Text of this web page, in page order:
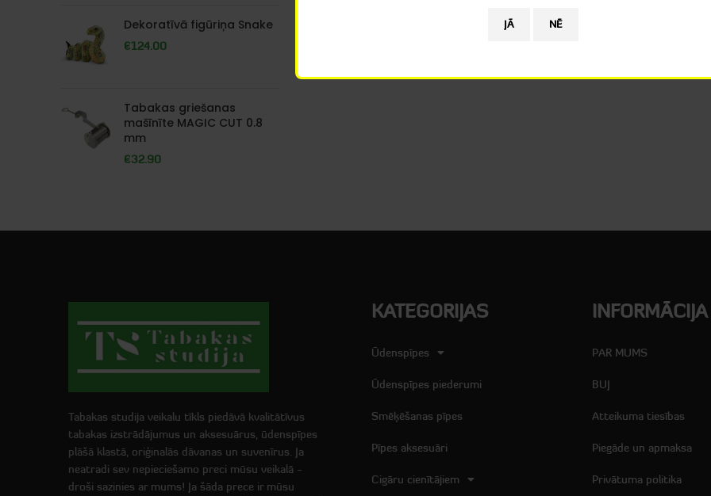
Dekoratīvā figūriņa Snake
€124.00
Tabakas griešanas
mašīnīte MAGIC CUT 0.8
mm
€32.90
Tabakas studija veikalu tīkls piedāvā kvalitātīvus
tabakas izstrādājumus un aksesuārus, ūdenspīpes
plāšā klastā, oriģinalās dāvanas un suvenīrus. Ja
neatradi sev nepieciešamo preci mūsu veikalā -
droši sazinies ar mums! Ja šāda prece ir mūsu
KATEGORIJAS
Ūdenspīpes
Ūdenspīpes piederumi
Smēķēšanas pīpes
Pīpes aksesuāri
Cigāru cienītājiem
INFORMĀCIJA
PAR MUMS
BUJ
Atteikuma tiesības
Piegāde un apmaksa
Privātuma politika